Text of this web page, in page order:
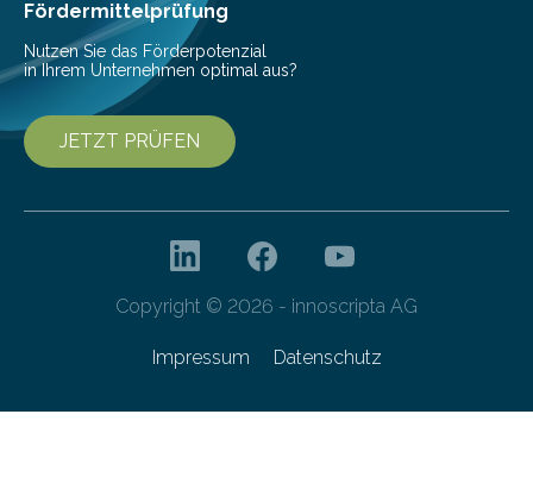
Fördermittelprüfung
Nutzen Sie das Förderpotenzial
in Ihrem Unternehmen optimal aus?
JETZT PRÜFEN
Copyright © 2026 - innoscripta AG
Impressum Datenschutz